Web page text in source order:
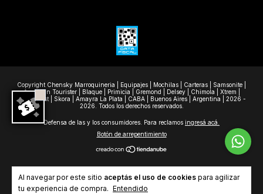
Al navegar por este sitio aceptás el uso de cookies para agilizar
tu experiencia de compra. Entendido
Copyright Chensky Marroquineria | Equipajes | Mochilas | Carteras | Samsonite |
American Tourister | Blaque | Primicia | Gremond | Delsey | Chimola | Xtrem |
Wanderlast | Skora | Amayra La Plata | CABA | Buenos Aires | Argentina | 2026 -
2026. Todos los derechos reservados.
Defensa de las y los consumidores. Para reclamos ingresá acá.
Botón de arrepentimiento